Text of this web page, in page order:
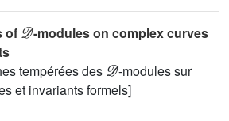
of
𝒟
-modules on complex curves
tempérées des
-modules sur
et invariants formels]